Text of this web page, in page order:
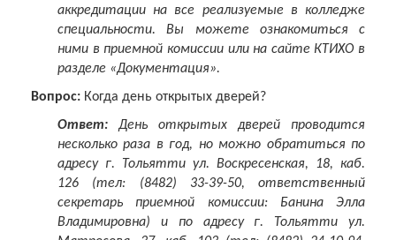
аккредитации на все реализуемые в колледже
специальности. Вы можете ознакомиться с
ними в приемной комиссии или на сайте КТИХО в
разделе «Документация».
Вопрос: Когда день открытых дверей?
Ответ: День открытых дверей проводится
несколько раза в год, но можно обратиться по
адресу г. Тольятти ул. Воскресенская, 18, каб.
126 (тел: (8482) 33-39-50, ответственный
секретарь приемной комиссии: Банина Элла
Владимировна) и по адресу г. Тольятти ул.